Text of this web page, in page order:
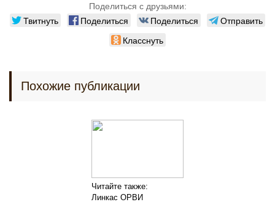
Поделиться с друзьями:
Твитнуть Поделиться Поделиться
Отправить
Класснуть
Похожие публикации
Читайте также:
Линкас ОРВИ